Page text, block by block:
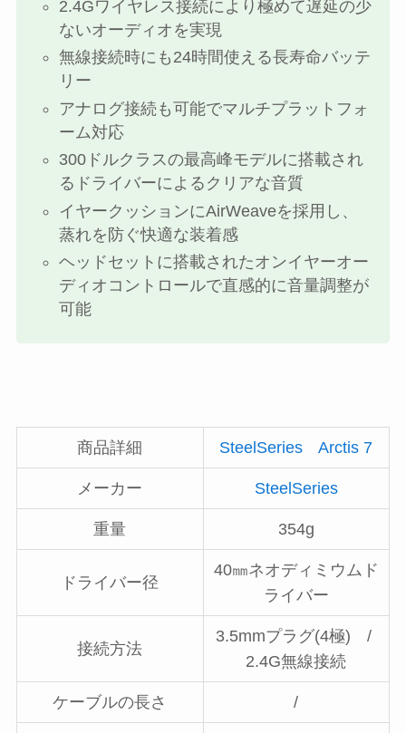
2.4Gワイヤレス接続により極めて遅延の少
ないオーディオを実現
無線接続時にも24時間使える長寿命バッテ
リー
アナログ接続も可能でマルチプラットフォ
ーム対応
300ドルクラスの最高峰モデルに搭載され
るドライバーによるクリアな音質
イヤークッションにAirWeaveを採用し、
蒸れを防ぐ快適な装着感
ヘッドセットに搭載されたオンイヤーオー
ディオコントロールで直感的に音量調整が
可能
商品詳細 SteelSeries Arctis 7
メーカー SteelSeries
重量 354g
ドライバー径
40㎜ネオディミウムド
ライバー
接続方法
3.5mmプラグ(4極) /
2.4G無線接続
ケーブルの長さ /